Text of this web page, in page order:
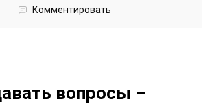
Комментировать
вопросы –